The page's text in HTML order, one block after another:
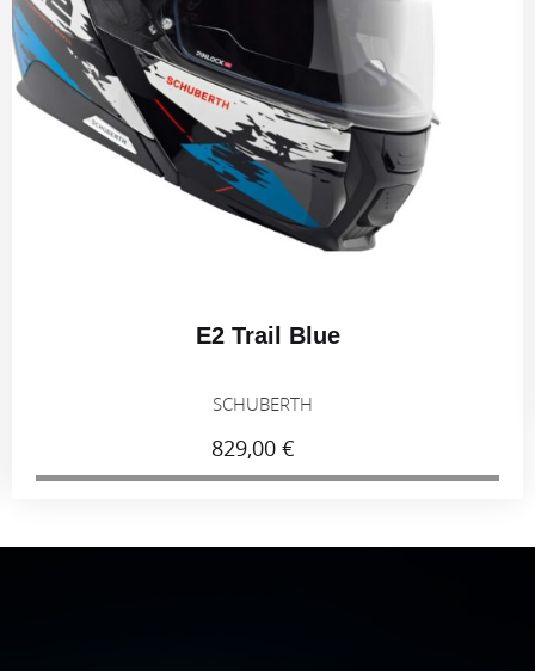
E2 Trail Blue
SCHUBERTH
829,00 €